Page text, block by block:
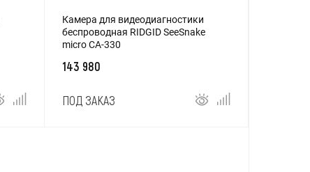
Камера для видеодиагностики
беспроводная RIDGID SeeSnake
micro CA-330
143 980
ПОД ЗАКАЗ